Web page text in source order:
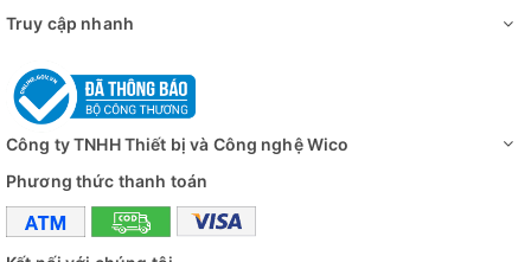
thực tế một số chi tiết của Lò nung nhiệt độ cao
Truy cập nhanh
Công ty TNHH Thiết bị và Công nghệ Wico
Phương thức thanh toán